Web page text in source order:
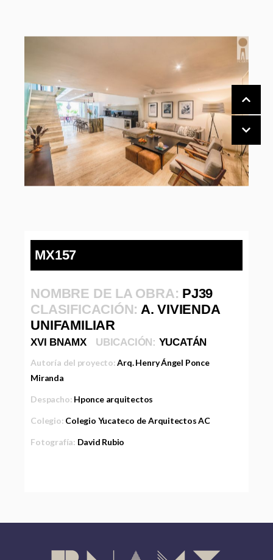
MX157
NOMBRE DE LA OBRA: PJ39
CLASIFICACIÓN:A. VIVIENDA
UNIFAMILIAR
XVI BNAMX UBICACIÓN: YUCATÁN
Autoría del proyecto:Arq. Henry Ángel Ponce
Miranda
Despacho: Hponce arquitectos
Colegio: Colegio Yucateco de Arquitectos AC
Fotografía: David Rubio